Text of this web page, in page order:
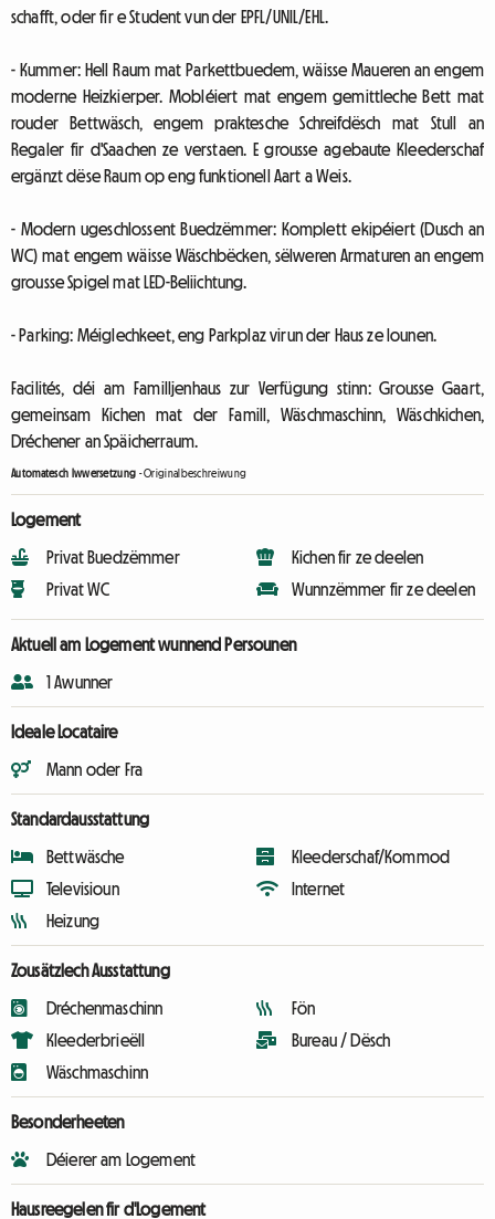
schafft, oder fir e Student vun der EPFL/UNIL/EHL.
- Kummer: Hell Raum mat Parkettbuedem, wäisse Maueren an engem
moderne Heizkierper. Mobléiert mat engem gemittleche Bett mat
rouder Bettwäsch, engem praktesche Schreifdësch mat Stull an
Regaler fir d'Saachen ze verstaen. E grousse agebaute Kleederschaf
ergänzt dëse Raum op eng funktionell Aart a Weis.
- Modern ugeschlossent Buedzëmmer: Komplett ekipéiert (Dusch an
WC) mat engem wäisse Wäschbëcken, sëlweren Armaturen an engem
grousse Spigel mat LED-Beliichtung.
- Parking: Méiglechkeet, eng Parkplaz virun der Haus ze lounen.
Facilités, déi am Familljenhaus zur Verfügung stinn: Grousse Gaart,
gemeinsam Kichen mat der Famill, Wäschmaschinn, Wäschkichen,
Dréchener an Späicherraum.
Automatesch Iwwersetzung -Originalbeschreiwung
Logement
Privat Buedzëmmer
Privat WC
Kichen fir ze deelen
Wunnzëmmer fir ze deelen
Aktuell am Logement wunnend Persounen
1 Awunner
Ideale Locataire
Mann oder Fra
Standardausstattung
Bettwäsche
Televisioun
Heizung
Kleederschaf/Kommod
Internet
Zousätzlech Ausstattung
Dréchenmaschinn
Kleederbrieëll
Wäschmaschinn
Fön
Bureau / Dësch
Besonderheeten
Déierer am Logement
Hausreegelen fir d'Logement